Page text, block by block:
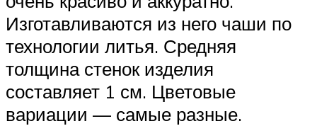
Изготавливаются из него чаши по
технологии литья. Средняя
толщина стенок изделия
составляет 1 см. Цветовые
вариации — самые разные.